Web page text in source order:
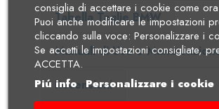
Tabella Taglie BMW
Manuali di Uso e
Recensioni
consiglia di accettare i cookie come
Puoi anche modificare le impostazioni
cliccando sulla voce: Personalizzare i
Se accetti le impostazioni consigliate,
ACCETTA.
Piú info Personalizzare i cookie